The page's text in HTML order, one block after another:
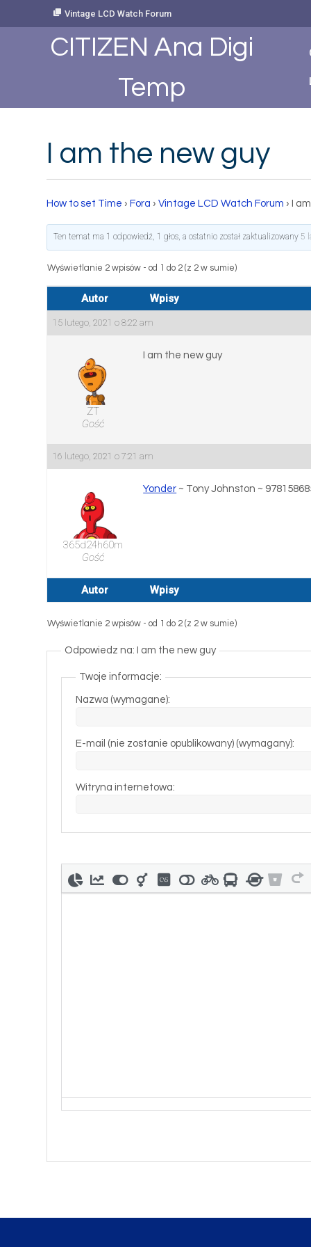
Vintage LCD Watch Forum
CITIZEN Ana Digi
Temp
I am the new guy
How to set Time › Fora › Vintage LCD Watch Forum › I
Ten temat ma 1 odpowiedź, 1 głos, a ostatnio został zaktualizowany 5
Wyświetlanie 2 wpisów - od 1 do 2 (z 2 w sumie)
Autor Wpisy
15 lutego, 2021 o 8:22 am
ZT
Gość
I am the new guy
16 lutego, 2021 o 7:21 am
365d24h60m
Gość
Yonder ~ Tony Johnston ~
Autor Wpisy
Wyświetlanie 2 wpisów - od 1 do 2 (z 2 w sumie)
Odpowiedz na: I am the new guy
Twoje informacje:
Nazwa (wymagane):
E-mail (nie zostanie opublikowany) (wymagany):
Witryna internetowa: